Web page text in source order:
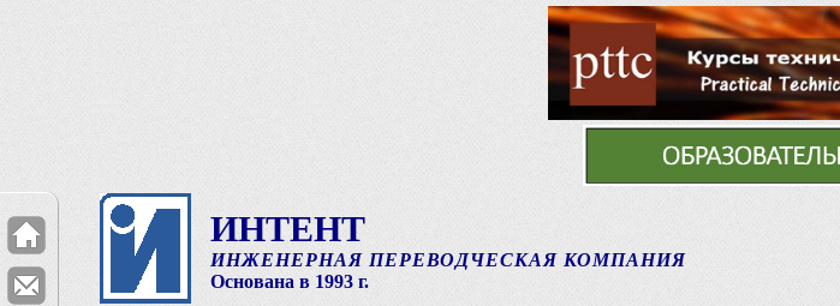
ИНТЕНТ
ИНЖЕНЕРНАЯ ПЕРЕВОДЧЕСКАЯ КОМПАНИЯ
Основана в 1993 г.